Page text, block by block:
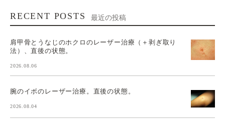
RECENT POSTS 最近の投稿
肩甲骨とうなじのホクロのレーザー治療（＋剥ぎ取り
法）、直後の状態。
2026.08.06
腕のイボのレーザー治療。直後の状態。
2026.08.04